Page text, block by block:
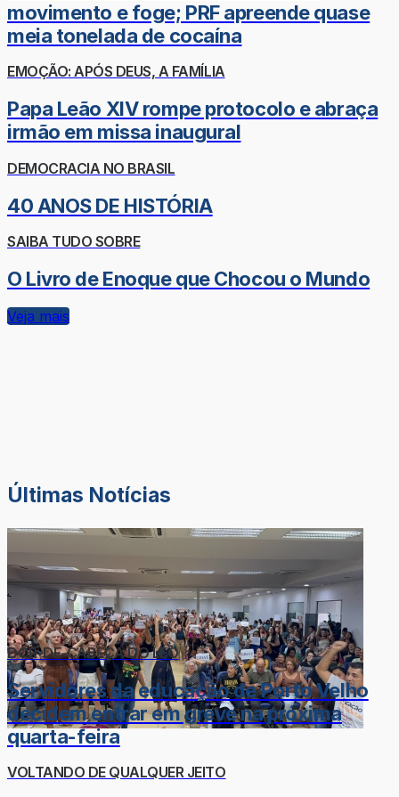
movimento e foge; PRF apreende quase
meia tonelada de cocaína
EMOÇÃO: APÓS DEUS, A FAMÍLIA
Papa Leão XIV rompe protocolo e abraça
irmão em missa inaugural
DEMOCRACIA NO BRASIL
40 ANOS DE HISTÓRIA
SAIBA TUDO SOBRE
O Livro de Enoque que Chocou o Mundo
Veja mais
Últimas Notícias
DOR-DE-CABEÇA DO LÉO
Servidores da educação de Porto Velho
decidem entrar em greve na próxima
quarta-feira
VOLTANDO DE QUALQUER JEITO